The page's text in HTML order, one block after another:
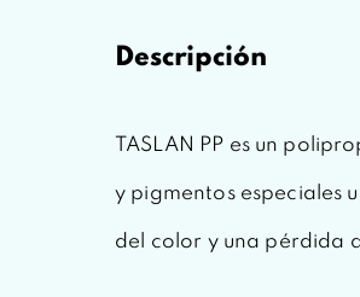
Descripción
TASLAN PP es un
y pigmentos especiales
del color y una pérdida